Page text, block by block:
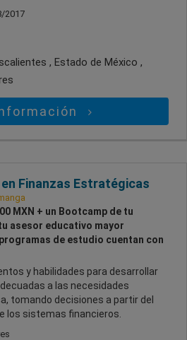
2017
, Estado de México ,
Finanzas Estratégicas
MXN + un Bootcamp de tu
asesor educativo mayor
de estudio cuentan con
y habilidades para desarrollar
a las necesidades
tomando decisiones a partir del
los sistemas financieros.